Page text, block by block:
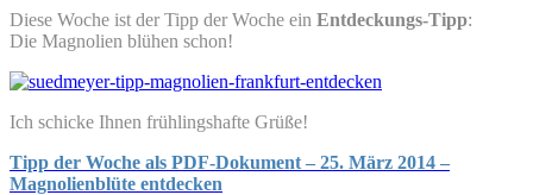
Diese Woche ist der Tipp der Woche ein Entdeckungs-Tipp:
Die Magnolien blühen schon!
Ich schicke Ihnen frühlingshafte Grüße!
Tipp der Woche als PDF-Dokument – 25. März 2014 –
Magnolienblüte entdecken